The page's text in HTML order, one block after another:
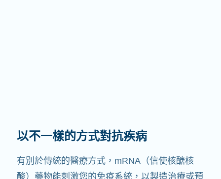
以不一樣的方式對抗疾病
有別於傳統的醫療方式，mRNA（信使核醣核
酸）藥物能刺激您的免疫系統，以製造治療或預